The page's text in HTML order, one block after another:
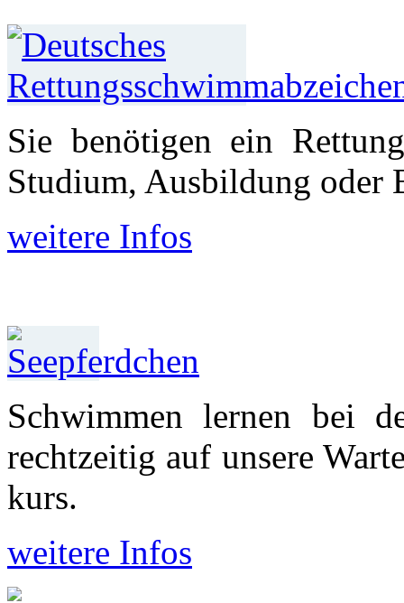
Sie benötigen ein
Studium, Aus­bildung oder
weitere Infos
Schwimmen lernen bei
recht­zeitig auf unsere
kurs.
weitere Infos